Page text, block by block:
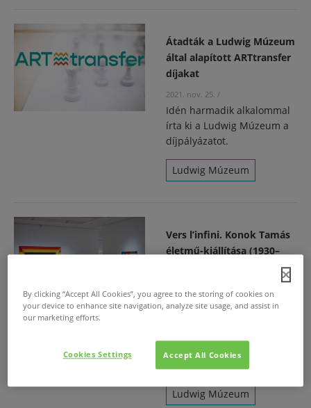
Átadták a Ludwig Múzeum
által alapított ARTtransfer
díjakat
2021. nov. 25. /
Idén harmadik alkalommal
írta ki a Ludwig Múzeum a
díjpályázatot.
Ludwig Múzeum
Vers l’infini. Konok Tamás
életmű-kiállítása (1930–
Konok Tamás festőművész
életmű-kiállítással készült
megünnepelni.
Ludwig Múzeum
By clicking “Accept All Cookies”, you agree to the storing of cookies on
your device to enhance site navigation, analyze site usage, and assist in
our marketing efforts.
Accept All Cookies
Cookies Settings